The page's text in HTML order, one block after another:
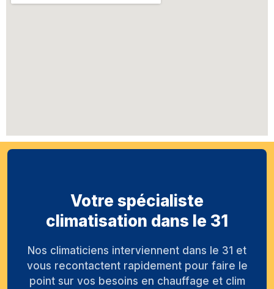
Votre spécialiste
climatisation dans le 31
Nos climaticiens interviennent dans le 31 et
vous recontactent rapidement pour faire le
point sur vos besoins en chauffage et clim